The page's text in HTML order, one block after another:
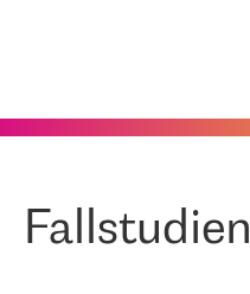
Fallstudien